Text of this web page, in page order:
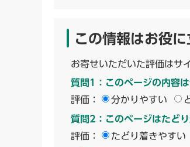
この情報はお役
お寄せいただいた評価はサ
質問1：このページの内容
評価：
分かりやすい
質問2：このページはたど
評価：
たどり着きやすい